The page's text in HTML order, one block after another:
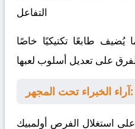
التفاعل
يُضيف طابعًا تكتيكيًا خاصًا
على تعديل أسلوب لعبها
آراء الخبراء تحت المجهر:
استغلال الفرص أولمبيك